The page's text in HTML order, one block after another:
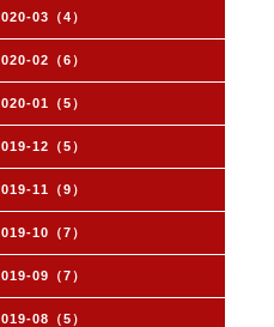
03（4）
02（6）
01（5）
12（5）
11（9）
10（7）
09（7）
08（5）